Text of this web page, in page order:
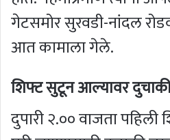
गेटसमोर सुरवडी-नांदल
आत कामाला गेले.
शिफ्ट सुटून आल्यावर
दुपारी २.०० वाजता